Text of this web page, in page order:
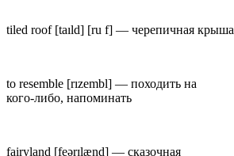
tiled roof[taıld] [ru f] — черепичная крыша
to resemble [rızembl] — походить на
кого-либо, напоминать
fairyland [feərɪlænd] — сказочная